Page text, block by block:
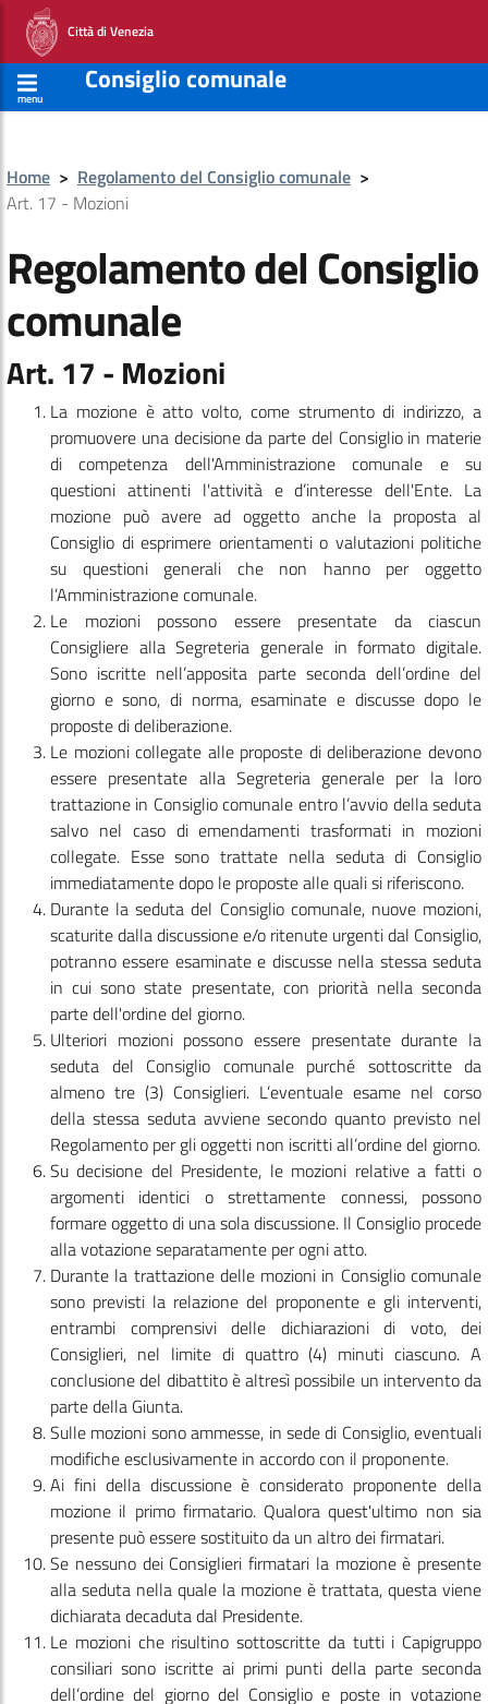
Città di Venezia
menu
Consiglio comunale
Home > Regolamento del Consiglio comunale >
Art. 17 - Mozioni
Regolamento del Consiglio
comunale
Art. 17 - Mozioni
La mozione è atto volto, come strumento di indirizzo, a
promuovere una decisione da parte del Consiglio in materie
di competenza dell'Amministrazione comunale e su
questioni attinenti l'attività e d’interesse dell'Ente. La
mozione può avere ad oggetto anche la proposta al
Consiglio di esprimere orientamenti o valutazioni politiche
su questioni generali che non hanno per oggetto
l’Amministrazione comunale.
Le mozioni possono essere presentate da ciascun
Consigliere alla Segreteria generale in formato digitale.
Sono iscritte nell’apposita parte seconda dell’ordine del
giorno e sono, di norma, esaminate e discusse dopo le
proposte di deliberazione.
Le mozioni collegate alle proposte di deliberazione devono
essere presentate alla Segreteria generale per la loro
trattazione in Consiglio comunale entro l’avvio della seduta
salvo nel caso di emendamenti trasformati in mozioni
collegate. Esse sono trattate nella seduta di Consiglio
immediatamente dopo le proposte alle quali si riferiscono.
Durante la seduta del Consiglio comunale, nuove mozioni,
scaturite dalla discussione e/o ritenute urgenti dal Consiglio,
potranno essere esaminate e discusse nella stessa seduta
in cui sono state presentate, con priorità nella seconda
parte dell'ordine del giorno.
Ulteriori mozioni possono essere presentate durante la
seduta del Consiglio comunale purché sottoscritte da
almeno tre (3) Consiglieri. L’eventuale esame nel corso
della stessa seduta avviene secondo quanto previsto nel
Regolamento per gli oggetti non iscritti all’ordine del giorno.
Su decisione del Presidente, le mozioni relative a fatti o
argomenti identici o strettamente connessi, possono
formare oggetto di una sola discussione. Il Consiglio procede
alla votazione separatamente per ogni atto.
Durante la trattazione delle mozioni in Consiglio comunale
sono previsti la relazione del proponente e gli interventi,
entrambi comprensivi delle dichiarazioni di voto, dei
Consiglieri, nel limite di quattro (4) minuti ciascuno. A
conclusione del dibattito è altresì possibile un intervento da
parte della Giunta.
Sulle mozioni sono ammesse, in sede di Consiglio, eventuali
modifiche esclusivamente in accordo con il proponente.
Ai fini della discussione è considerato proponente della
mozione il primo firmatario. Qualora quest'ultimo non sia
presente può essere sostituito da un altro dei firmatari.
Se nessuno dei Consiglieri firmatari la mozione è presente
alla seduta nella quale la mozione è trattata, questa viene
dichiarata decaduta dal Presidente.
Le mozioni che risultino sottoscritte da tutti i Capigruppo
consiliari sono iscritte ai primi punti della parte seconda
dell’ordine del giorno del Consiglio e poste in votazione